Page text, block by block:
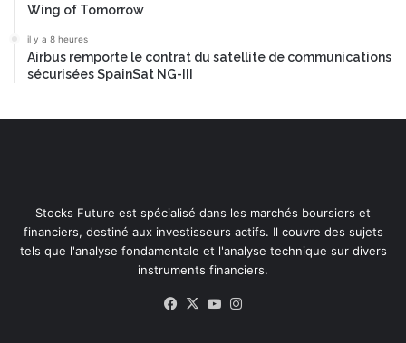
Wing of Tomorrow
il y a 8 heures
Airbus remporte le contrat du satellite de communications
sécurisées SpainSat NG-III
Stocks Future est spécialisé dans les marchés boursiers et
financiers, destiné aux investisseurs actifs. Il couvre des sujets
tels que l'analyse fondamentale et l'analyse technique sur divers
instruments financiers.
Facebook
X YouTube